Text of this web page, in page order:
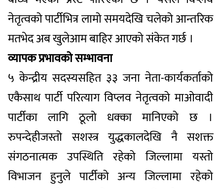
नेतृत्वको पार्टीभित्र लामो समयदेखि चलेको आन्तरिक
मतभेद अब खुलेआम बाहिर आएको संकेत गर्छ ।
व्यापक प्रभावको सम्भावना
५ केन्द्रीय सदस्यसहित ३३ जना नेता-कार्यकर्ताको
एकैसाथ पार्टी परित्याग विप्लव नेतृत्वको माओवादी
पार्टीका लागि ठूलो धक्का मानिएको छ ।
रुपन्देहीजस्तो सशस्त्र युद्धकालदेखि नै सशक्त
संगठनात्मक उपस्थिति रहेको जिल्लामा यस्तो
विभाजन हुनुले पार्टीको अन्य जिल्लामा रहेको